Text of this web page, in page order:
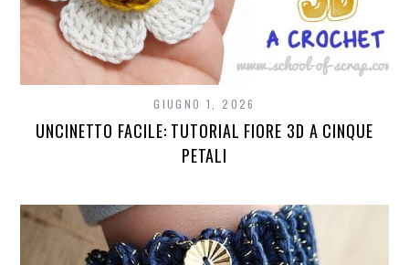
GIUGNO 1, 2026
UNCINETTO FACILE: TUTORIAL FIORE 3D A CINQUE
PETALI